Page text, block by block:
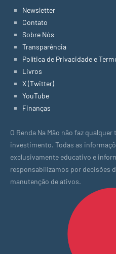
Newsletter
Contato
Sobre Nós
Transparência
Política de Privacidade e
Livros
X (Twitter)
YouTube
Finanças
O Renda Na Mão não faz
investimento. Todas as
exclusivamente educativo e
responsabilizamos por decisões
manutenção de ativos.